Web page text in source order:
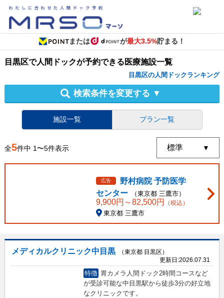
または が最大3.5%貯まる！
目黒区で人間ドックが予約できる医療施設一覧
目黒区の人間ドックランキング
検索条件を変更する ▼
施設一覧 プラン一覧
全5件中 1〜5件表示
広告
野村病院 予防医学
センター
（東京都 三鷹市）
9,900円～82,500円 （税込）
東京都 三鷹市
メディカルクリニック中目黒
（東京都 目黒区）
更新日:2026.07.31
特徴 胃カメラ人間ドック2時間コースなど
が受診可能な中目黒駅から徒歩3分の好立地
なクリニックです。